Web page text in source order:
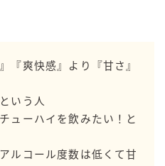
『爽快感』より『甘さ』
いう人
ューハイを飲みたい！と
ルコール度数は低くて甘